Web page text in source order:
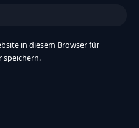
in diesem Browser für
speichern.